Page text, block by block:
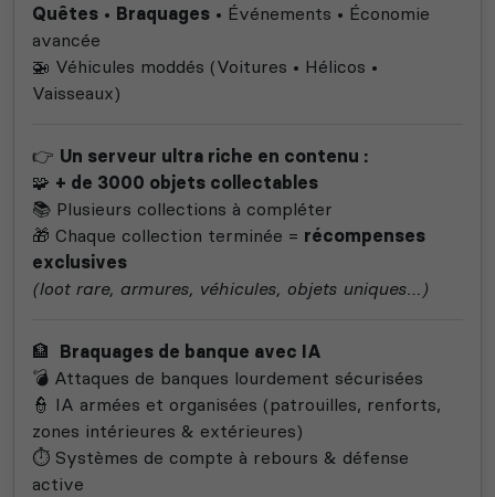
Quêtes • Braquages • Événements • Économie
avancée
🚁 Véhicules moddés (Voitures • Hélicos •
Vaisseaux)
👉 Un serveur ultra riche en contenu :
🧩 + de 3000 objets collectables
📚 Plusieurs collections à compléter
🎁 Chaque collection terminée = récompenses
exclusives
(loot rare, armures, véhicules, objets uniques…)
🏦 Braquages de banque avec IA
💣 Attaques de banques lourdement sécurisées
👮 IA armées et organisées (patrouilles, renforts,
zones intérieures & extérieures)
⏱️ Systèmes de compte à rebours & défense
active